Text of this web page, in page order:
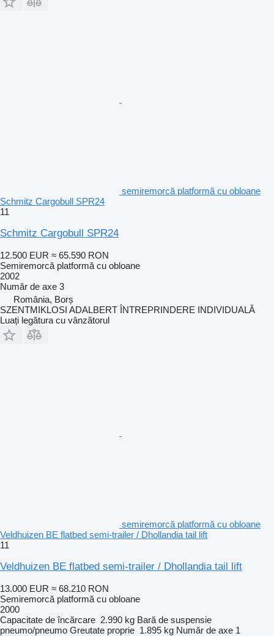
semiremorcă platformă cu obloane
Schmitz Cargobull SPR24
11
Schmitz Cargobull SPR24
12.500 EUR ≈ 65.590 RON
Semiremorcă platformă cu obloane
2002
Număr de axe 3
România, Borș
SZENTMIKLOSI ADALBERT ÎNTREPRINDERE INDIVIDUALĂ
Luați legătura cu vânzătorul
semiremorcă platformă cu obloane
Veldhuizen BE flatbed semi-trailer / Dhollandia tail lift
11
Veldhuizen BE flatbed semi-trailer / Dhollandia tail lift
13.000 EUR ≈ 68.210 RON
Semiremorcă platformă cu obloane
2000
Capacitate de încărcare 2.990 kg Bară de suspensie
pneumo/pneumo Greutate proprie 1.895 kg Număr de axe 1